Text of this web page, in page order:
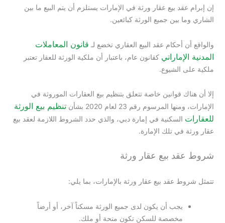
إن إبرام عقد بيع عقار ورثة في الإمارات يستلزم أن يتم البيع ما بين
الشاري وما بين جميع الورثة كبائعين.
والواقع أن أحكام عقد البيع العقاري تخضع لـ قانون المعاملات
المدنية الإماراتي كقانون عام، باعتبار أن ملكية الورثة للعقار تعتبر
ملكية على الشيوع.
إلا أن هناك قوانين خاصة تتعلق بتنظيم بيع العقارات الموروثة في
الإمارات، ومنها المرسوم رقم 23 لعام 2020 بشأن
تنظيم بيع الورثة
للعقارات السكنية في إمارة دبي، والذي حدد الشروط اللازمة لعقد بيع
عقار ورثة في تلك الإمارة.
شروط عقد بيع عقار ورثة
تتمثل شروط عقد بيع عقار ورثة بالإمارات، بما يلي:
يجب أن يكون لدى جميع الورثة مسكناً آخر، أو أرضاً
مخصصة للسكن تكون منحة أو ملك.